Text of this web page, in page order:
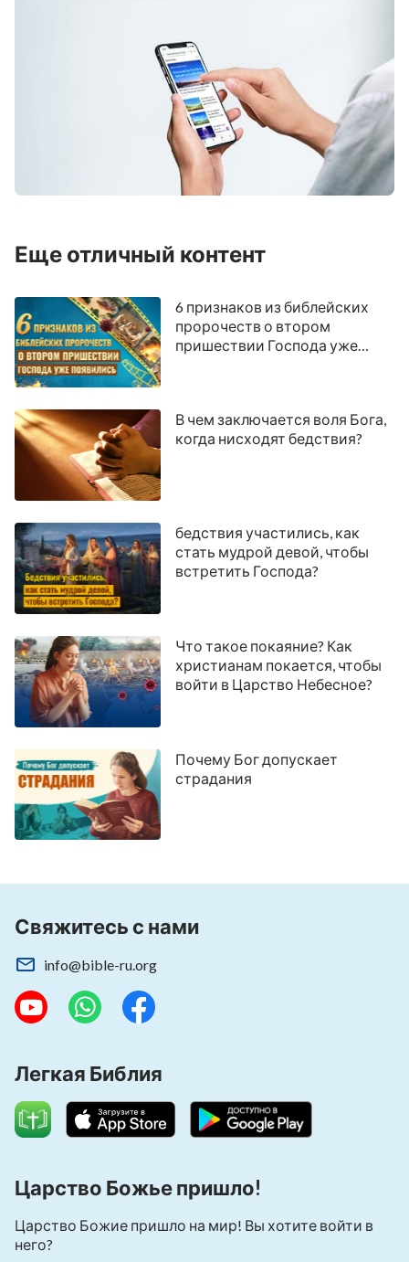
Еще отличный контент
6 признаков из библейских
пророчеств о втором
пришествии Господа уже
В чем заключается воля Бога,
когда нисходят бедствия?
бедствия участились, как
стать мудрой девой, чтобы
встретить Господа?
Что такое покаяние? Как
христианам покается, чтобы
войти в Царство Небесное?
Почему Бог допускает
страдания
Свяжитесь с нами
info@bible-ru.org
Легкая Библия
Царство Божье пришло!
Царство Божие пришло на мир! Вы хотите войти в
него?